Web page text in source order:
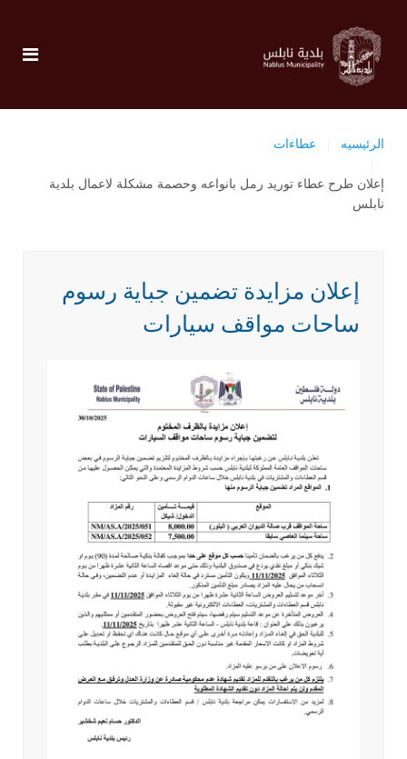
الرئيسيه عطاءات
إعلان طرح عطاء توريد رمل بانواعه وحصمة مشكلة لاعمال بلدية
نابلس
إعلان مزايدة تضمين جباية رسوم
ساحات مواقف سيارات